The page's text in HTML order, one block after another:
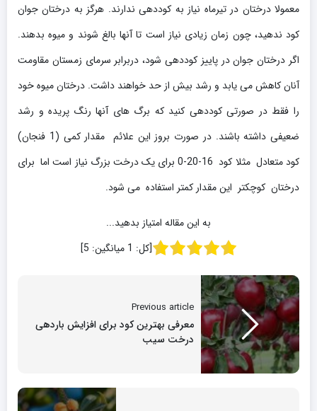
معمولا درختان در تیرماه نیاز به کوددهی ندارند. هرگز به درختان جوان
کود ندهید، چون زمان زیادی نیاز است تا آنها بالغ شوند و میوه بدهند.
اگر درختان جوان در پاییز کوددهی شود، دربرابر سرمای زمستان مقاومت
آنان کاهش می یابد و رشد بیش از حد خواهند داشت. درختان میوه خود
را فقط در صورتی کوددهی کنید که برگ های آنها رنگ پریده و رشد
ضعیفی داشته باشند. در صورت بروز این علائم مقدار کمی (1 فنجان)
کود متعادل مثلا کود 16-20-0 برای یک درخت بزرگ نیاز است اما برای
درختان کوچکتر این مقدار کمتر استفاده می شود.
به این مقاله امتیاز بدهید...
[کل: 1 میانگین: 5
]
Previous article
معرفی بهترین کود برای افزایش باردهی
درخت سیب